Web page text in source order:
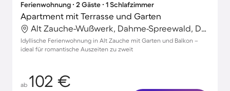
Ferienwohnung ∙ 2 Gäste ∙ 1 Schlafzimmer
Apartment mit Terrasse und Garten
Alt Zauche-Wußwerk, Dahme-Spreewald, Deutschland
Idyllische Ferienwohnung in Alt Zauche mit Garten und Balkon –
ideal für romantische Auszeiten zu zweit
ab 102 €